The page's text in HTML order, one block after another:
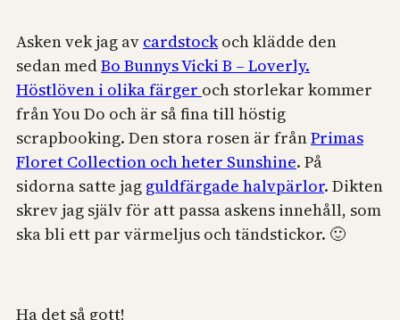
Asken vek jag av cardstockoch klädde den
sedan medBo Bunnys Vicki B – Loverly.
Höstlöven i olika färger och storlekar kommer
från You Do och är så fina till höstig
scrapbooking. Den stora rosen är frånPrimas
Floret Collection och heter Sunshine. På
sidorna satte jag guldfärgade halvpärlor. Dikten
skrev jag själv för att passa askens innehåll, som
ska bli ett par värmeljus och tändstickor. 🙂
Ha det så gott!